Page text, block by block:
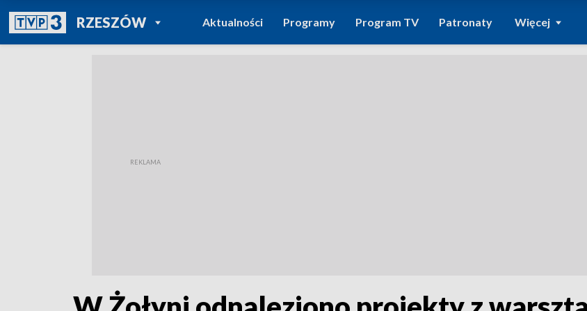
RZESZÓWPOWRÓT DO
TVP REGIONY
Aktualności Programy Program TV Patronaty Więcej